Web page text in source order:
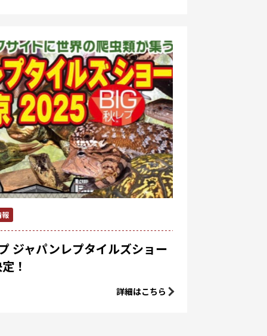
報
ジャパンレプタイルズショー
！
詳細はこちら